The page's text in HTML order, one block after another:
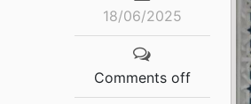
18/06/2025
Comments off